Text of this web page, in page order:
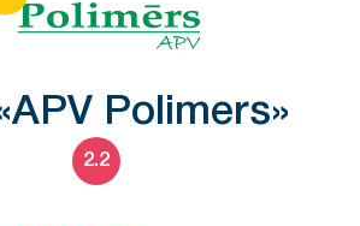
Polimers»
2.2